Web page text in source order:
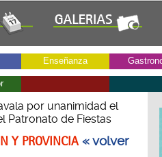
Enseñanza
por unanimidad el
Patronato de Fiestas
Y PROVINCIA« volver